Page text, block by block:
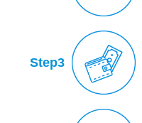
Step3